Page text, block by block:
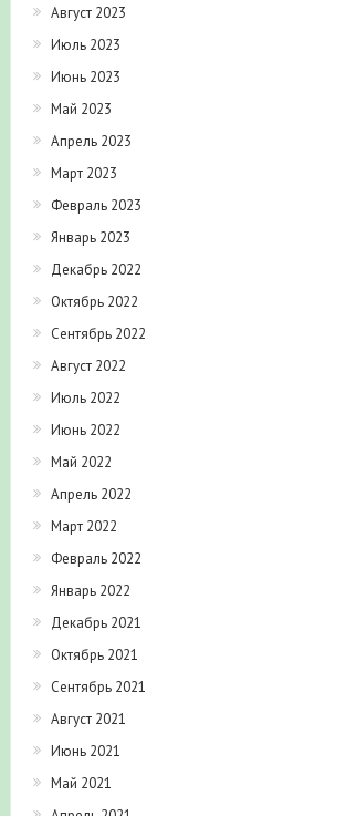
Август 2023
Июль 2023
Июнь 2023
Май 2023
Апрель 2023
Март 2023
Февраль 2023
Январь 2023
Декабрь 2022
Октябрь 2022
Сентябрь 2022
Август 2022
Июль 2022
Июнь 2022
Май 2022
Апрель 2022
Март 2022
Февраль 2022
Январь 2022
Декабрь 2021
Октябрь 2021
Сентябрь 2021
Август 2021
Июнь 2021
Май 2021